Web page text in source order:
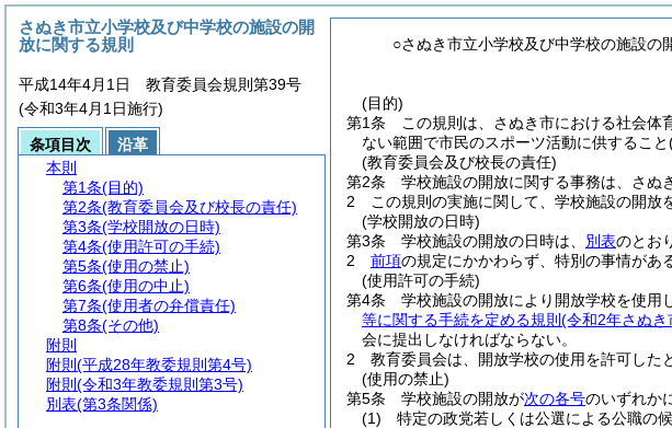
○さぬき市立小学校及び中学校の施設の
(目的)
第1条
この規則は、さぬき市における社会
ない範囲で市民のスポーツ活動に供すること
(教育委員会及び校長の責任)
第2条
学校施設の開放に関する事務は、さぬ
2
この規則の実施に関して、学校施設の開放
(学校開放の日時)
第3条
学校施設の開放の日時は、 別表のとお
2
前項の規定にかかわらず、特別の事情があ
(使用許可の手続)
第4条
学校施設の開放により開放学校を使用
等に関する手続を定める規則 (令和2年さぬ
会に提出しなければならない。
2
教育委員会は、開放学校の使用を許可した
(使用の禁止)
第5条
学校施設の開放が次の各号のいずれか
(1)
特定の政党若しくは公選による公職の
さぬき市立小学校及び中学校の施設の開
放に関する規則
平成14年4月1日 教育委員会規則第39号
(令和3年4月1日施行)
条項目次
沿革
本則
第1条(目的)
第2条(教育委員会及び校長の責任)
第3条(学校開放の日時)
第4条(使用許可の手続)
第5条(使用の禁止)
第6条(使用の中止)
第7条(使用者の弁償責任)
第8条(その他)
附則
附則 (平成28年教委規則第4号)
附則 (令和3年教委規則第3号)
別表(第3条関係)